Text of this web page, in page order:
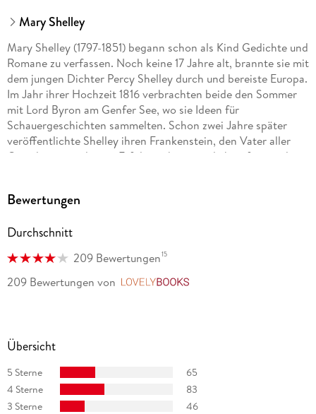
Mary Shelley
Mary Shelley (1797-1851) begann schon als Kind Gedichte und
Romane zu verfassen. Noch keine 17 Jahre alt, brannte sie mit
dem jungen Dichter Percy Shelley durch und bereiste Europa.
Im Jahr ihrer Hochzeit 1816 verbrachten beide den Sommer
mit Lord Byron am Genfer See, wo sie Ideen für
Schauergeschichten sammelten. Schon zwei Jahre später
veröffentlichte Shelley ihren Frankenstein, den Vater aller
Gruselromane, dessen Erfolg es ihr ermöglichte, fortan als
Bewertungen
Durchschnitt
209 Bewertungen15
209 Bewertungen von
Übersicht
5 Sterne
65
4 Sterne
83
3 Sterne
46